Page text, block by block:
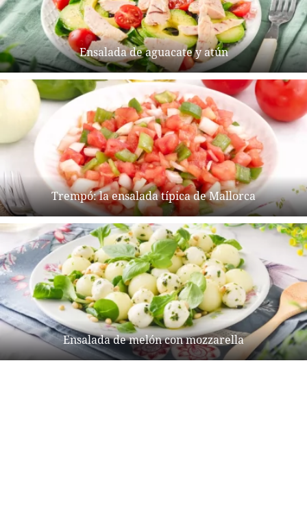
Ensalada de aguacate y atún
Trempó: la ensalada típica de Mallorca
Ensalada de melón con mozzarella